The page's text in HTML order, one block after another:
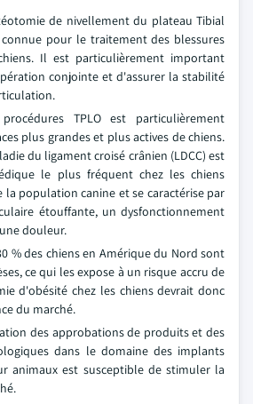
de nivellement du plateau Tibial
pour le traitement des blessures
Il est particulièrement important
conjointe et d'assurer la stabilité
TPLO est particulièrement
plus grandes et plus actives de chiens.
du ligament croisé crânien (LDCC) est
le plus fréquent chez les chiens
la population canine et se caractérise par
étouffante, un dysfonctionnement
douleur.
% des chiens en Amérique du Nord sont
ce qui les expose à un risque accru de
d'obésité chez les chiens devrait donc
du marché.
des approbations de produits et des
dans le domaine des implants
animaux est susceptible de stimuler la